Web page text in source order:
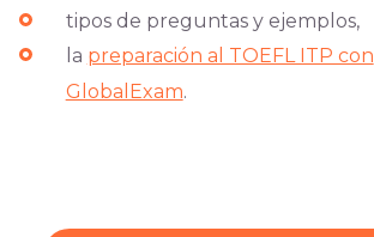
tipos de preguntas y ejemplos,
la preparación al TOEFL ITP con
GlobalExam.